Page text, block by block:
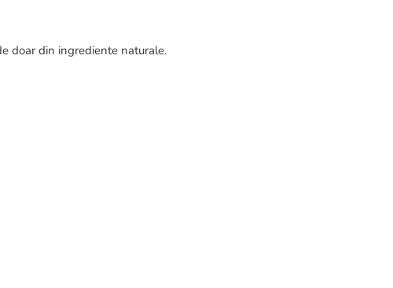
doar din ingrediente naturale.